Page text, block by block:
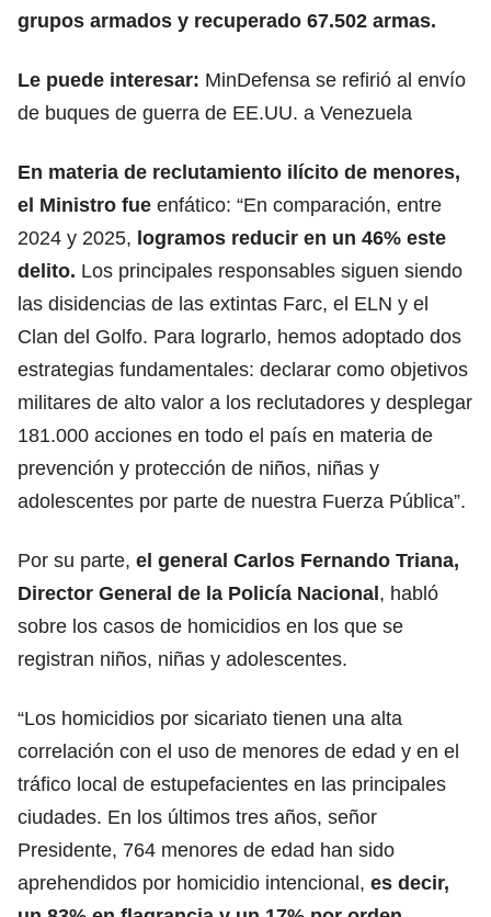
grupos armados y recuperado 67.502 armas.
Le puede interesar: MinDefensa se refirió al envío
de buques de guerra de EE.UU. a Venezuela
En materia de reclutamiento ilícito de menores,
el Ministro fue enfático: “En comparación, entre
2024 y 2025, logramos reducir en un 46% este
delito. Los principales responsables siguen siendo
las disidencias de las extintas Farc, el ELN y el
Clan del Golfo. Para lograrlo, hemos adoptado dos
estrategias fundamentales: declarar como objetivos
militares de alto valor a los reclutadores y desplegar
181.000 acciones en todo el país en materia de
prevención y protección de niños, niñas y
adolescentes por parte de nuestra Fuerza Pública”.
Por su parte, el general Carlos Fernando Triana,
Director General de la Policía Nacional, habló
sobre los casos de homicidios en los que se
registran niños, niñas y adolescentes.
“Los homicidios por sicariato tienen una alta
correlación con el uso de menores de edad y en el
tráfico local de estupefacientes en las principales
ciudades. En los últimos tres años, señor
Presidente, 764 menores de edad han sido
aprehendidos por homicidio intencional, es decir,